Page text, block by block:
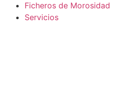
Ficheros de Morosidad
Servicios